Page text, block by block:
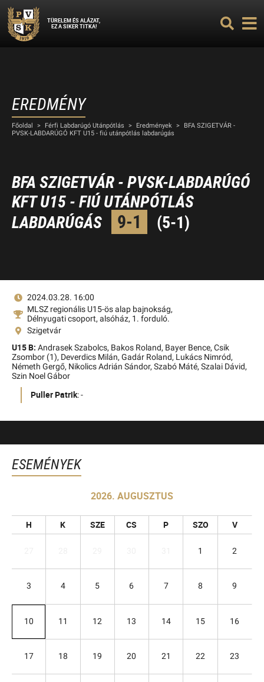
TÜRELEM ÉS ALÁZAT,
EZ A SIKER TITKA!
EREDMÉNY
Főoldal > Férfi Labdarúgó Utánpótlás > Eredmények >
BFA SZIGETVÁR -
PVSK-LABDARÚGÓ KFT U15 - fiú utánpótlás labdarúgás
BFA SZIGETVÁR - PVSK-LABDARÚGÓ
KFT U15 - FIÚ UTÁNPÓTLÁS
LABDARÚGÁS
9-1 (5-1)
2024.03.28. 16:00
MLSZ regionális U15-ös alap bajnokság,
Délnyugati csoport, alsóház, 1. forduló.
Szigetvár
U15 B: Andrasek Szabolcs, Bakos Roland, Bayer Bence, Csik
Zsombor (1), Deverdics Milán, Gadár Roland, Lukács Nimród,
Németh Gergő, Nikolics Adrián Sándor, Szabó Máté, Szalai Dávid,
Szin Noel Gábor
Puller Patrik: -
ESEMÉNYEK
2026. AUGUSZTUS
H K SZE CS P SZO V
1 2
3 4 5 6 7 8 9
10 11 12 13 14 15 16
17 18 19 20 21 22 23